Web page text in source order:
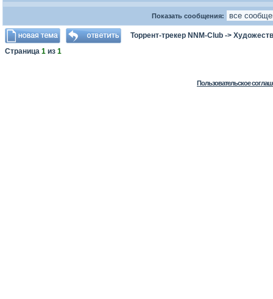
Показать сообщения:
Торрент-трекер NNM-Club ->
Страница 1 из 1
Пользовательское